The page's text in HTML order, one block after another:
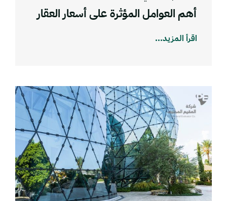
أهم العوامل المؤثرة على أسعار العقار
اقرأ المزيد...